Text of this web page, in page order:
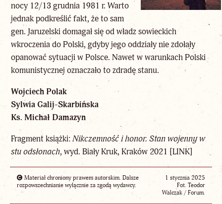
nocy 12/13 grudnia 1981 r. Warto
jednak podkreślić fakt, że to sam
gen. Jaruzelski domagał się od władz sowieckich
wkroczenia do Polski, gdyby jego oddziały nie zdołały
opanować sytuacji w Polsce. Nawet w warunkach Polski
komunistycznej oznaczało to zdradę stanu.
Wojciech Polak
Sylwia Galij-Skarbińska
Ks. Michał Damazyn
Fragment książki:Nikczemność i honor. Stan wojenny w
stu odsłonach, wyd. Biały Kruk, Kraków 2021 [LINK]
Materiał chroniony prawem autorskim. Dalsze
rozpowszechnianie wyłącznie za zgodą wydawcy.
1 stycznia 2025
Fot. Teodor
Walczak / Forum.